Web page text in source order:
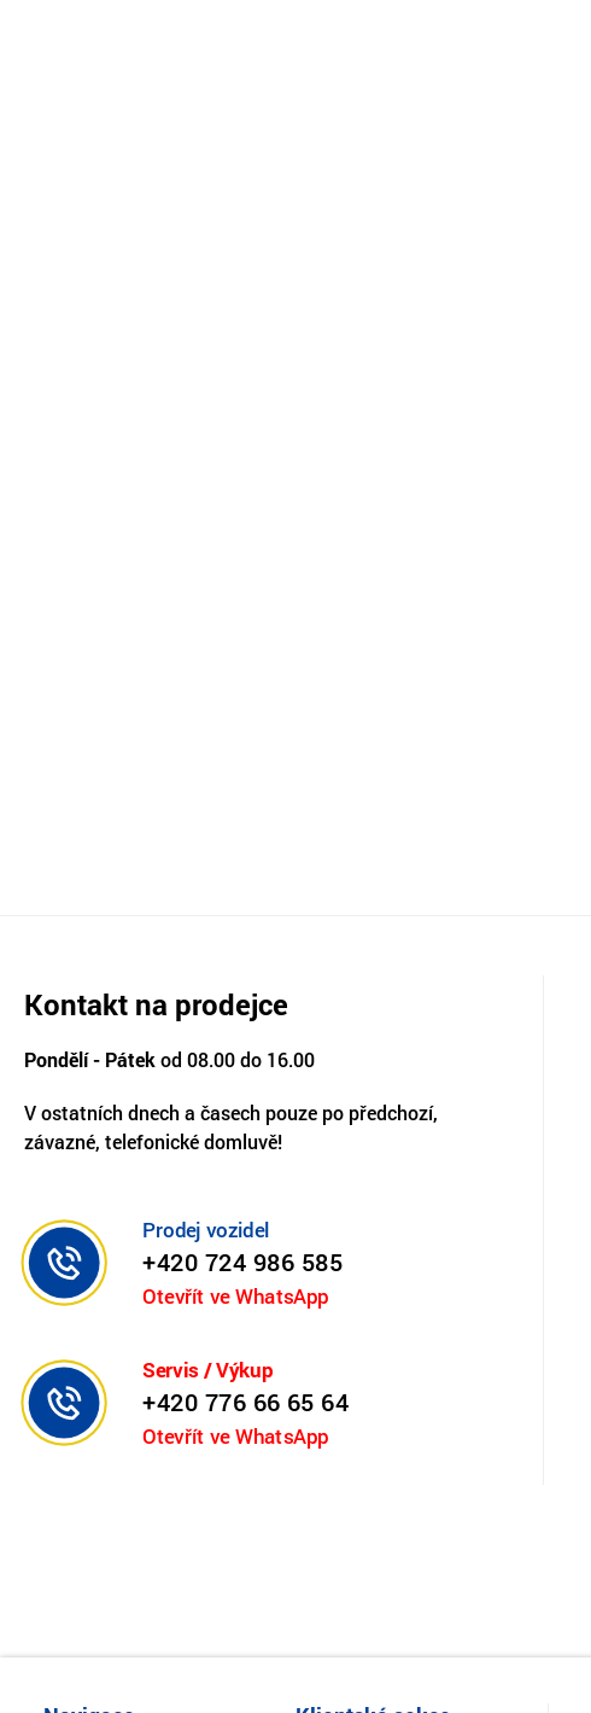
Kontakt na prodejce
Pondělí - Pátekod 08.00 do 16.00
V ostatních dnech a časech pouze po předchozí,
závazné, telefonické domluvě!
Prodej vozidel
+420 724 986 585
Otevřít ve WhatsApp
Servis / Výkup
+420 776 66 65 64
Otevřít ve WhatsApp